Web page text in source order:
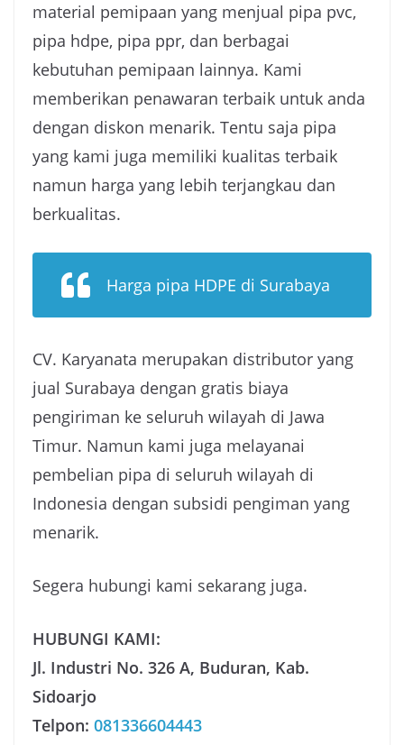
material pemipaan yang menjual pipa pvc,
pipa hdpe, pipa ppr, dan berbagai
kebutuhan pemipaan lainnya. Kami
memberikan penawaran terbaik untuk anda
dengan diskon menarik. Tentu saja pipa
yang kami juga memiliki kualitas terbaik
namun harga yang lebih terjangkau dan
berkualitas.
Harga pipa HDPE di Surabaya
CV. Karyanata merupakan distributor yang
jual Surabaya dengan gratis biaya
pengiriman ke seluruh wilayah di Jawa
Timur. Namun kami juga melayanai
pembelian pipa di seluruh wilayah di
Indonesia dengan subsidi pengiman yang
menarik.
Segera hubungi kami sekarang juga.
HUBUNGI KAMI:
Jl. Industri No. 326 A, Buduran, Kab.
Sidoarjo
Telpon: 081336604443